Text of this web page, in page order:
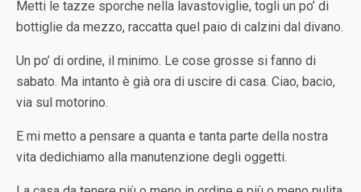
Metti le tazze sporche nella lavastoviglie, togli un po’ di
bottiglie da mezzo, raccatta quel paio di calzini dal divano.
Un po’ di ordine, il minimo. Le cose grosse si fanno di
sabato. Ma intanto è già ora di uscire di casa. Ciao, bacio,
via sul motorino.
E mi metto a pensare a quanta e tanta parte della nostra
vita dedichiamo alla manutenzione degli oggetti.